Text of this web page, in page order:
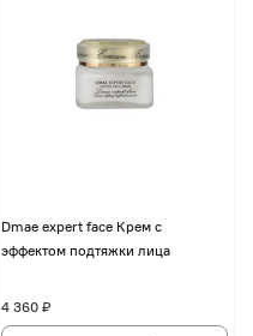
Dmae expert face Крем с
эффектом подтяжки лица
4 360 ₽